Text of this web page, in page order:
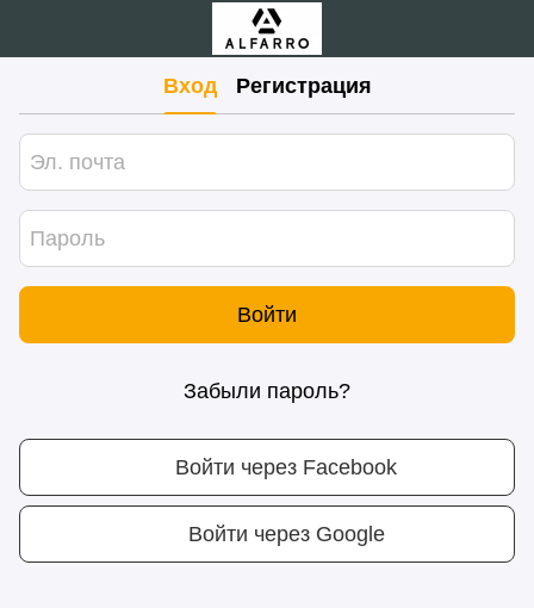
Вход Регистрация
Войти
Забыли пароль?
Войти через Facebook
Войти через Google